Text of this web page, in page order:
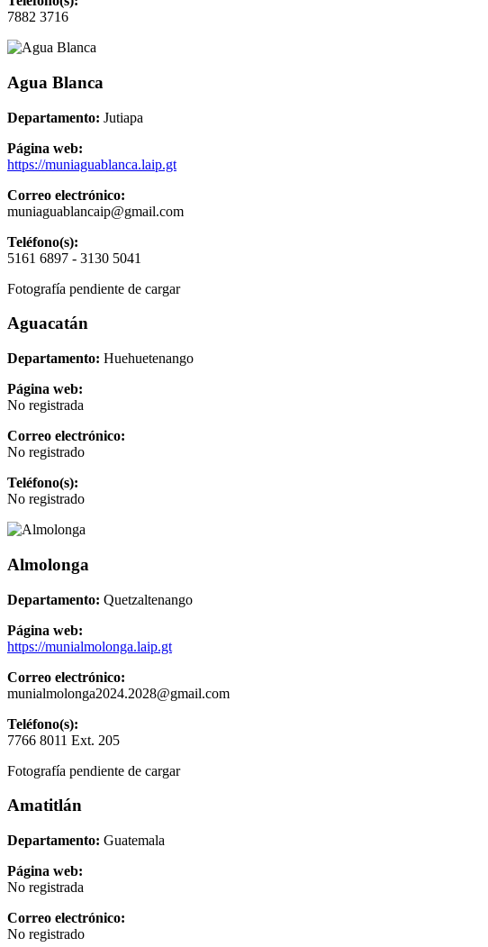
7882 3716
Agua Blanca
Departamento: Jutiapa
Página web:
https://muniaguablanca.laip.gt
Correo electrónico:
muniaguablancaip@gmail.com
Teléfono(s):
5161 6897 - 3130 5041
Fotografía pendiente de cargar
Aguacatán
Departamento: Huehuetenango
Página web:
No registrada
Correo electrónico:
No registrado
Teléfono(s):
No registrado
Almolonga
Departamento: Quetzaltenango
Página web:
https://munialmolonga.laip.gt
Correo electrónico:
munialmolonga2024.2028@gmail.com
Teléfono(s):
7766 8011 Ext. 205
Fotografía pendiente de cargar
Amatitlán
Departamento: Guatemala
Página web:
No registrada
Correo electrónico:
No registrado